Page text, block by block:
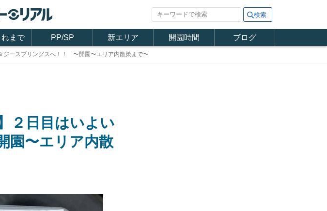
まで PP/SP 新エリア 開園時間 ブログ
ジースプリングスへ！！ 〜開園〜エリア内散策まで〜
２日目はいよい
園〜エリア内散